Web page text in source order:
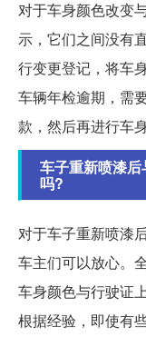
对于车身颜色改变
示，它们之间没有
行变更登记，将车
车辆年检逾期，需
款，然后再进行车
车子重新喷漆
吗?
对于车子重新喷漆
车主们可以放心。
车身颜色与行驶证
根据经验，即使有